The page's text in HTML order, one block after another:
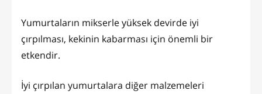
Yumurtaların mikserle yüksek devirde iyi
çırpılması, kekinin kabarması için önemli bir
etkendir.
İyi çırpılan yumurtalara diğer malzemeleri